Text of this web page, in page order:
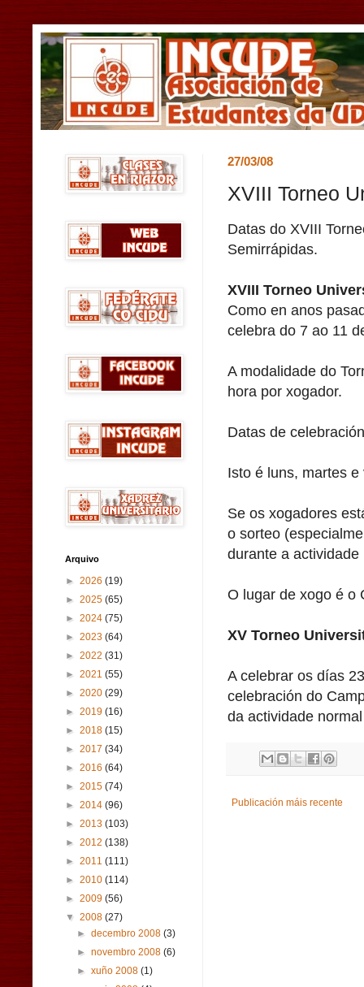
27/03/08
XVIII Torneo
Datas do XVIII
Semirrápidas.
XVIII Torneo
Como en anos
celebra do 7 ao 11
A modalidade do
hora por xogador.
Datas de
Isto é luns, martes
Se os xogadores
o sorteo
durante a
O lugar de xogo é o
XV Torneo
A celebrar os días
celebración do
da actividade
Publicación máis recente
Arquivo
► 2026 (19)
► 2025 (65)
► 2024 (75)
► 2023 (64)
► 2022 (31)
► 2021 (55)
► 2020 (29)
► 2019 (16)
► 2018 (15)
► 2017 (34)
► 2016 (64)
► 2015 (74)
► 2014 (96)
► 2013 (103)
► 2012 (138)
► 2011 (111)
► 2010 (114)
► 2009 (56)
▼ 2008 (27)
►decembro 2008(3)
►novembro 2008(6)
►xuño 2008(1)